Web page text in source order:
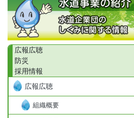
広報広聴
防災
採用情報
広報広聴
組織概要